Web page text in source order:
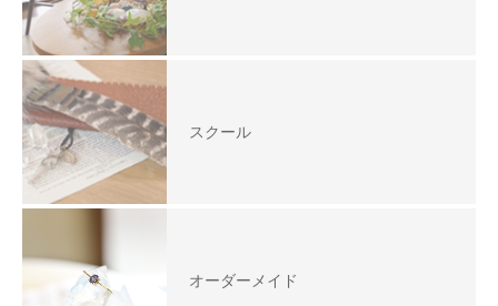
スクール
オーダーメイド